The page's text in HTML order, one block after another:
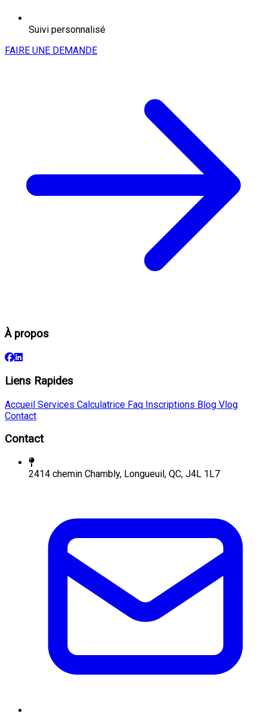
Suivi personnalisé
FAIRE UNE DEMANDE
À propos
Liens Rapides
Accueil Services Calculatrice Faq Inscriptions Blog Vlog
Contact
Contact
2414 chemin Chambly, Longueuil, QC, J4L 1L7